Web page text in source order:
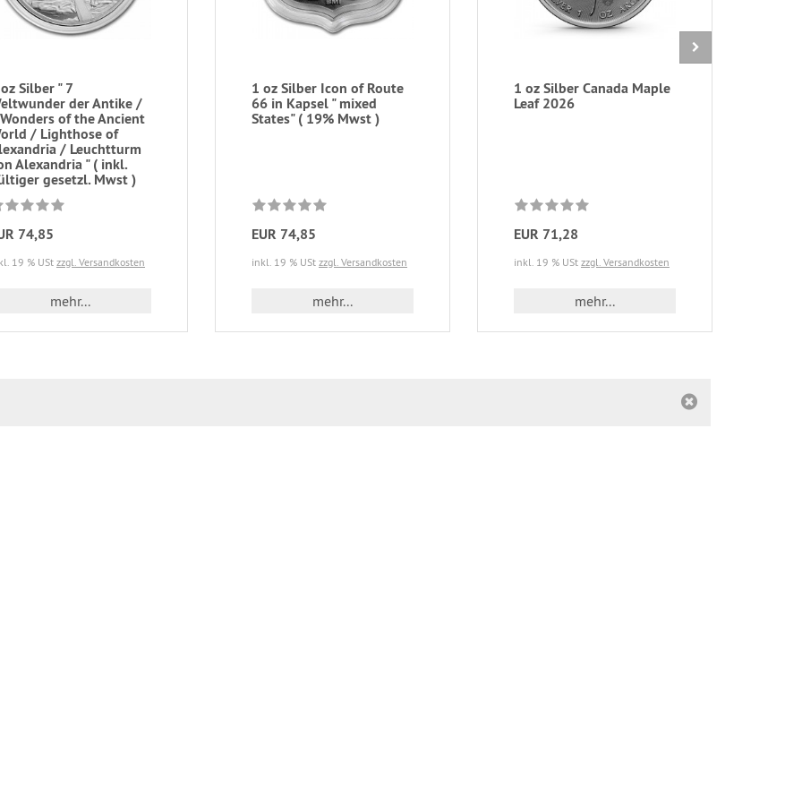
Silber " 7
der Antike /
of the Ancient
/ Lighthose of
/ Leuchtturm
Alexandria " ( inkl.
gesetzl. Mwst )
74,85
19 % USt zzgl. Versandkosten
mehr...
1 oz Silber Icon of Route
66 in Kapsel " mixed
States" ( 19% Mwst )
EUR 74,85
inkl. 19 % USt zzgl. Versandkosten
mehr...
1 oz Silber Canada Maple
Leaf 2026
EUR 71,28
inkl. 19 % USt zzgl. Versandkosten
mehr...